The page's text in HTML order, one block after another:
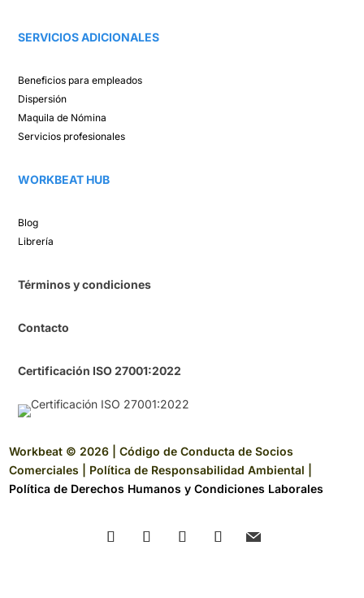
SERVICIOS ADICIONALES
Beneficios para empleados​
Dispersión​
Maquila de Nómina​
Servicios profesionales
WORKBEAT HUB​
Blog​
Librería​
Términos y condiciones
Contacto
Certificación ISO 27001:2022
Workbeat © 2026 |Código de Conducta de Socios
Comerciales
Política de Responsabilidad Ambiental
Política de Derechos Humanos y Condiciones Laborales